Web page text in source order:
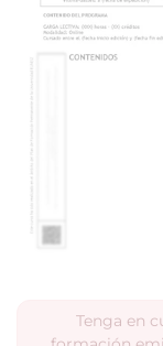
Tenga en